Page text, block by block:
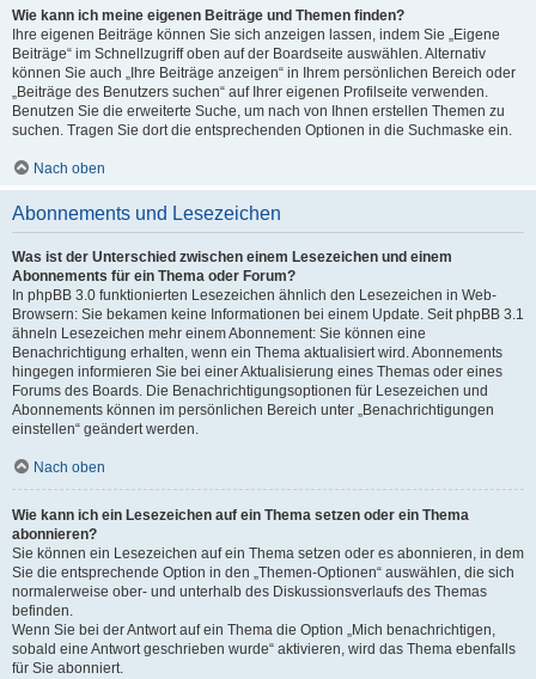
Wie kann ich meine eigenen Beiträge und Themen finden?
Ihre eigenen Beiträge können Sie sich anzeigen lassen, indem Sie „Eigene
Beiträge“ im Schnellzugriff oben auf der Boardseite auswählen. Alternativ
können Sie auch „Ihre Beiträge anzeigen“ in Ihrem persönlichen Bereich oder
„Beiträge des Benutzers suchen“ auf Ihrer eigenen Profilseite verwenden.
Benutzen Sie die erweiterte Suche, um nach von Ihnen erstellen Themen zu
suchen. Tragen Sie dort die entsprechenden Optionen in die Suchmaske ein.
Nach oben
Abonnements und Lesezeichen
Was ist der Unterschied zwischen einem Lesezeichen und einem
Abonnements für ein Thema oder Forum?
In phpBB 3.0 funktionierten Lesezeichen ähnlich den Lesezeichen in Web-
Browsern: Sie bekamen keine Informationen bei einem Update. Seit phpBB 3.1
ähneln Lesezeichen mehr einem Abonnement: Sie können eine
Benachrichtigung erhalten, wenn ein Thema aktualisiert wird. Abonnements
hingegen informieren Sie bei einer Aktualisierung eines Themas oder eines
Forums des Boards. Die Benachrichtigungsoptionen für Lesezeichen und
Abonnements können im persönlichen Bereich unter „Benachrichtigungen
einstellen“ geändert werden.
Nach oben
Wie kann ich ein Lesezeichen auf ein Thema setzen oder ein Thema
abonnieren?
Sie können ein Lesezeichen auf ein Thema setzen oder es abonnieren, in dem
Sie die entsprechende Option in den „Themen-Optionen“ auswählen, die sich
normalerweise ober- und unterhalb des Diskussionsverlaufs des Themas
befinden.
Wenn Sie bei der Antwort auf ein Thema die Option „Mich benachrichtigen,
sobald eine Antwort geschrieben wurde“ aktivieren, wird das Thema ebenfalls
für Sie abonniert.